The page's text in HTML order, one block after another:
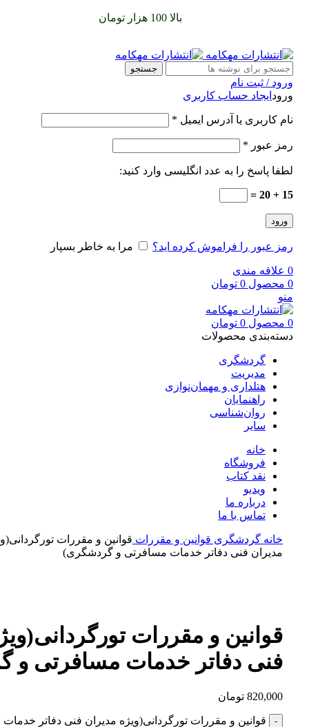
بالا 100 هزار تومان
جستجو
ورود / ثبت نام
ورود ایجاد حساب کاربری
نام کاربری یا آدرس ایمیل *
رمز عبور *
لطفا پاسخ را به عدد انگلیسی وارد کنید:
15 + 20 =
ورود
رمز عبور را فراموش کرده اید؟ مرا به خاطر بسپار
0 علاقه مندی
0 محصول 0 تومان
منو
0 محصول 0 تومان
دسته‌بندی محصولات
گردشگری
مدیریت
هتلداری و مهمان‌نوازی
راهنمایان
روان‌شناسی
سایر
خانه
فروشگاه
نقد کتاب
ویدیو
درباره‌ ما
تماس با ما
خانه گردشگری قوانین و مقررات قوانین و مقررات
مدیران فنی دفاتر خدمات مسافرتی و گردشگری)
قوانین و مقررات
فنی دفاتر خدمات مسافرتی و
820,000 تومان
قوانین و مقررات تورگردانی(ویژه مدیران فنی دفاتر